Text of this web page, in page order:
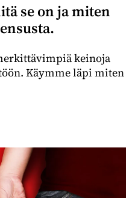
se on ja miten
keinoja
Käymme läpi miten